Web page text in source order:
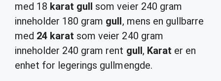
med 18 karat gull som veier 240 gram
inneholder 180 gram gull, mens en gullbarre
med 24 karat som veier 240 gram
inneholder 240 gram rent gull, Karat er en
enhet for legerings gullmengde.